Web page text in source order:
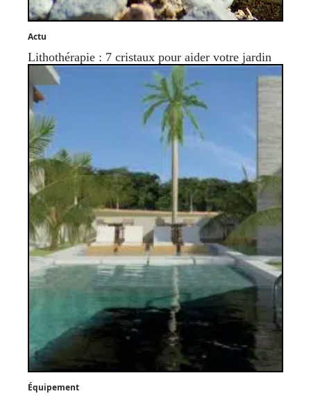
Actu
Lithothérapie : 7 cristaux pour aider votre jardin
Équipement